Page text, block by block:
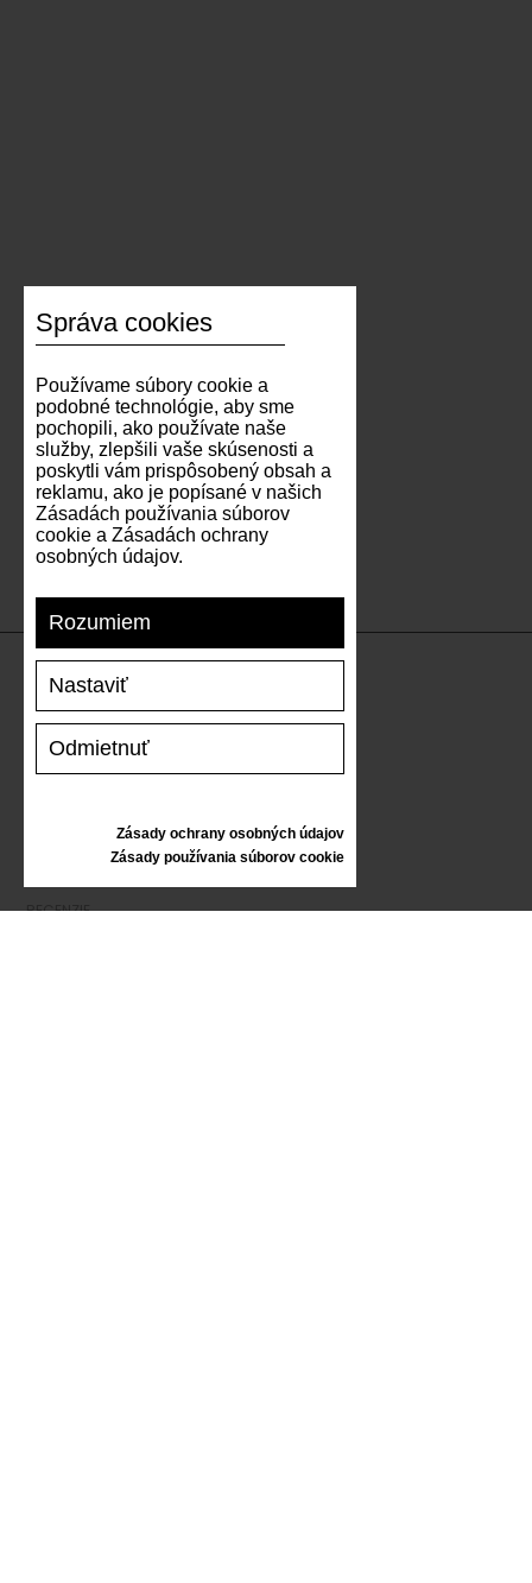
PODPORA
VEĽKOSTNÁ TABUĽKA
STAROSTLIVOSŤ O TENISKY
RECENZIE
Správa cookies
Používame súbory cookie a
podobné technológie, aby sme
pochopili, ako používate naše
služby, zlepšili vaše skúsenosti a
poskytli vám prispôsobený obsah a
reklamu, ako je popísané v našich
Zásadách používania súborov
cookie a Zásadách ochrany
osobných údajov.
Rozumiem
Odmietnuť
Nastaviť
Zásady ochrany osobných údajov
Zásady používania súborov cookie